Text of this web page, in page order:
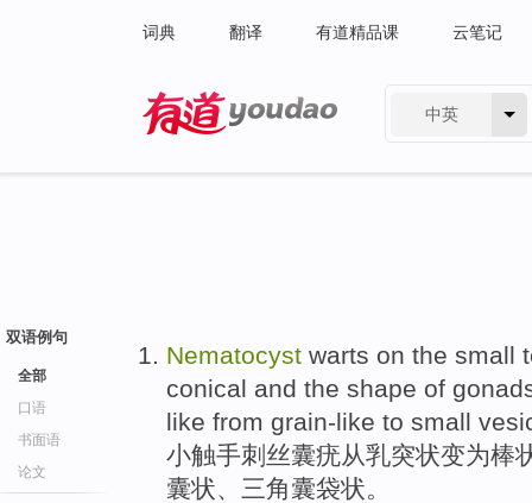
词典 翻译 有道精品课 云笔记
中英
双语例句
全部
口语
书面语
论文
Nematocyst warts on the small
conical and the shape of
like from grain-like to small
小触手刺丝囊疣从乳突状变为棒
囊状、 三角囊袋状。